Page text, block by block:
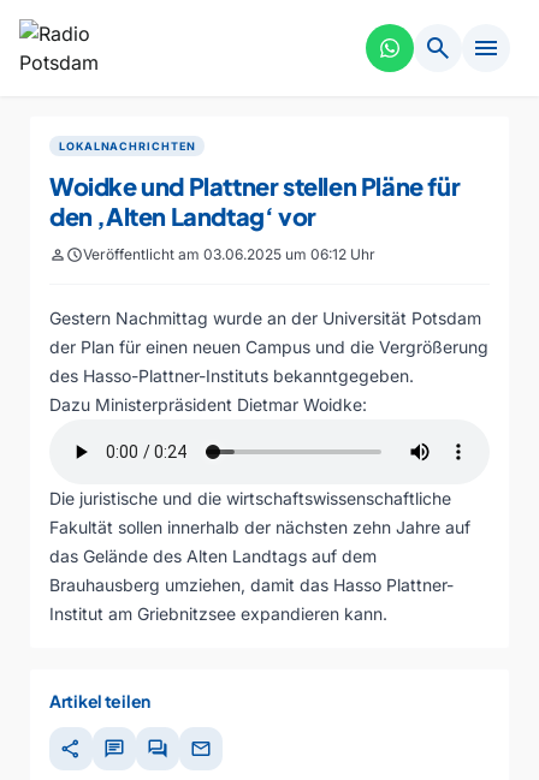
search menu
LOKALNACHRICHTEN
Woidke und Plattner stellen Pläne für
den ‚Alten Landtag‘ vor
personscheduleVeröffentlicht am 03.06.2025 um 06:12 Uhr
Gestern Nachmittag wurde an der Universität Potsdam
der Plan für einen neuen Campus und die Vergrößerung
des Hasso-Plattner-Instituts bekanntgegeben.
Dazu Ministerpräsident Dietmar Woidke:
Die juristische und die wirtschaftswissenschaftliche
Fakultät sollen innerhalb der nächsten zehn Jahre auf
das Gelände des Alten Landtags auf dem
Brauhausberg umziehen, damit das Hasso Plattner-
Institut am Griebnitzsee expandieren kann.
Artikel teilen
share chat forum mail